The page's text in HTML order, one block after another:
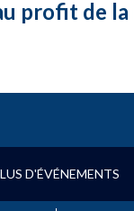
profit de
D'ÉVÉNEMENTS